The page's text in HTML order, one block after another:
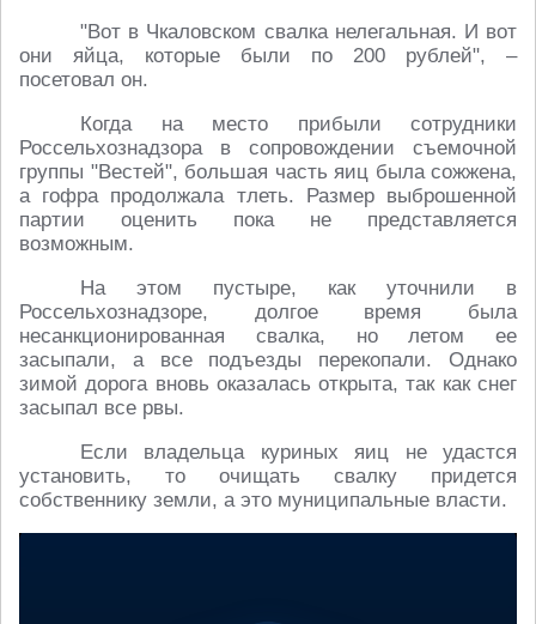
"Вот в Чкаловском свалка нелегальная. И вот
они яйца, которые были по 200 рублей", –
посетовал он.
Когда на место прибыли сотрудники
Россельхознадзора в сопровождении съемочной
группы "Вестей", большая часть яиц была сожжена,
а гофра продолжала тлеть. Размер выброшенной
партии оценить пока не представляется
возможным.
На этом пустыре, как уточнили в
Россельхознадзоре, долгое время была
несанкционированная свалка, но летом ее
засыпали, а все подъезды перекопали. Однако
зимой дорога вновь оказалась открыта, так как снег
засыпал все рвы.
Если владельца куриных яиц не удастся
установить, то очищать свалку придется
собственнику земли, а это муниципальные власти.